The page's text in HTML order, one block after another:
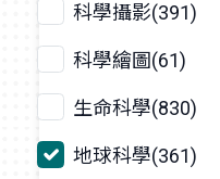
科學攝影(391)
科學繪圖(61)
生命科學(830)
地球科學(361)